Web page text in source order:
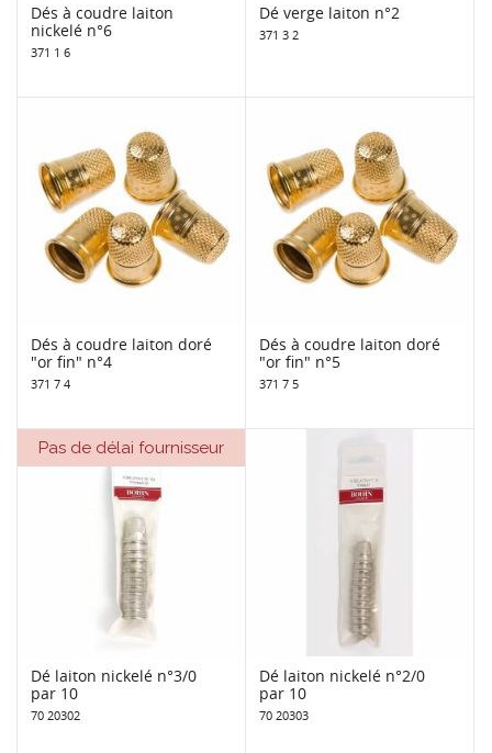
Dés à coudre laiton
nickelé n°6
371 1 6
Dé verge laiton n°2
371 3 2
Dés à coudre laiton doré
"or fin" n°4
371 7 4
Dés à coudre laiton doré
"or fin" n°5
371 7 5
Pas de délai fournisseur
Dé laiton nickelé n°3/0
par 10
70 20302
Dé laiton nickelé n°2/0
par 10
70 20303